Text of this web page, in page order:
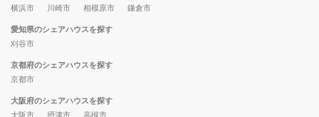
横浜市
川崎市 相模原市 鎌倉市
愛知県のシェアハウスを探す
刈谷市
京都府のシェアハウスを探す
京都市
大阪府のシェアハウスを探す
大阪市
摂津市 高槻市